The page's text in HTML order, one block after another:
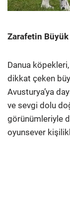
Zarafetin
Danua
dikkat çeken
Avusturya’ya
ve sevgi dolu
görünümleriyle
oyunsever